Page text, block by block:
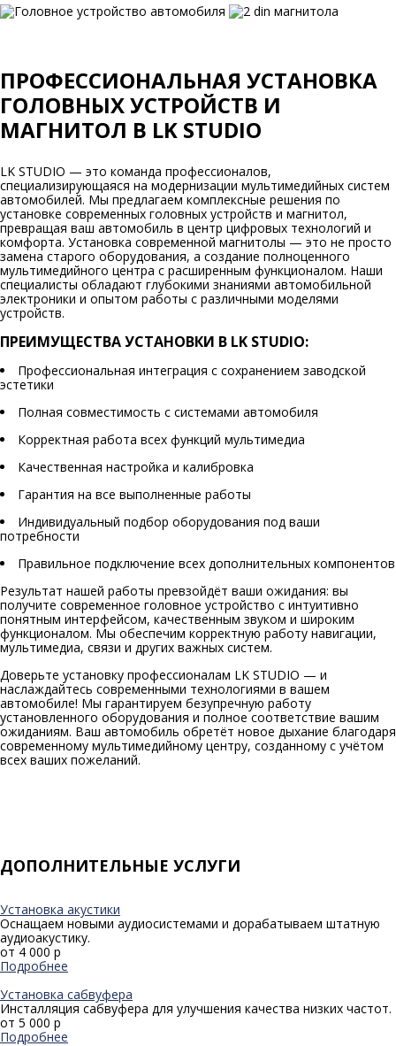
ПРОФЕССИОНАЛЬНАЯ УСТАНОВКА
ГОЛОВНЫХ УСТРОЙСТВ И
МАГНИТОЛ В LK STUDIO
LK STUDIO — это команда профессионалов,
специализирующаяся на модернизации мультимедийных систем
автомобилей. Мы предлагаем комплексные решения по
установке современных головных устройств и магнитол,
превращая ваш автомобиль в центр цифровых технологий и
комфорта. Установка современной магнитолы — это не просто
замена старого оборудования, а создание полноценного
мультимедийного центра с расширенным функционалом. Наши
специалисты обладают глубокими знаниями автомобильной
электроники и опытом работы с различными моделями
устройств.
ПРЕИМУЩЕСТВА УСТАНОВКИ В LK STUDIO:
Профессиональная интеграция с сохранением заводской
эстетики
Полная совместимость с системами автомобиля
Корректная работа всех функций мультимедиа
Качественная настройка и калибровка
Гарантия на все выполненные работы
Индивидуальный подбор оборудования под ваши
потребности
Правильное подключение всех дополнительных компонентов
Результат нашей работы превзойдёт ваши ожидания: вы
получите современное головное устройство с интуитивно
понятным интерфейсом, качественным звуком и широким
функционалом. Мы обеспечим корректную работу навигации,
мультимедиа, связи и других важных систем.
Доверьте установку профессионалам LK STUDIO — и
наслаждайтесь современными технологиями в вашем
автомобиле! Мы гарантируем безупречную работу
установленного оборудования и полное соответствие вашим
ожиданиям. Ваш автомобиль обретёт новое дыхание благодаря
современному мультимедийному центру, созданному с учётом
всех ваших пожеланий.
ДОПОЛНИТЕЛЬНЫЕ УСЛУГИ
Установка акустики
Оснащаем новыми аудиосистемами и дорабатываем штатную
аудиоакустику.
от 4 000 р
Подробнее
Установка сабвуфера
Инсталляция сабвуфера для улучшения качества низких частот.
от 5 000 р
Подробнее